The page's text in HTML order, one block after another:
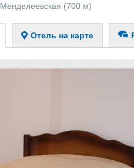
Менделеевская (700 м)
Отель на карте